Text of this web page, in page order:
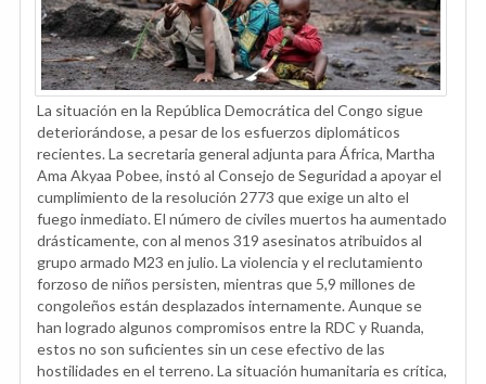
La situación en la República Democrática del Congo sigue
deteriorándose, a pesar de los esfuerzos diplomáticos
recientes. La secretaria general adjunta para África, Martha
Ama Akyaa Pobee, instó al Consejo de Seguridad a apoyar el
cumplimiento de la resolución 2773 que exige un alto el
fuego inmediato. El número de civiles muertos ha aumentado
drásticamente, con al menos 319 asesinatos atribuidos al
grupo armado M23 en julio. La violencia y el reclutamiento
forzoso de niños persisten, mientras que 5,9 millones de
congoleños están desplazados internamente. Aunque se
han logrado algunos compromisos entre la RDC y Ruanda,
estos no son suficientes sin un cese efectivo de las
hostilidades en el terreno. La situación humanitaria es crítica,